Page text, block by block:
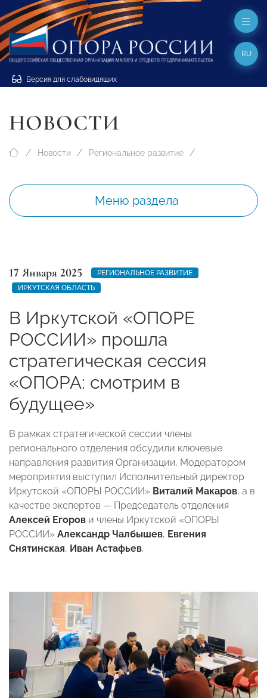
Версия для слабовидящих
RU
НОВОСТИ
Новости Региональное развитие
Меню раздела
17 Января 2025
РЕГИОНАЛЬНОЕ РАЗВИТИЕ
ИРКУТСКАЯ ОБЛАСТЬ
В Иркутской «ОПОРЕ
РОССИИ» прошла
стратегическая сессия
«ОПОРА: смотрим в
будущее»
В рамках стратегической сессии члены
регионального отделения обсудили ключевые
направления развития Организации. Модератором
мероприятия выступил Исполнительный директор
Иркутской «ОПОРЫ РОССИИ» Виталий Макаров, а в
качестве экспертов — Председатель отделения
Алексей Егоров и члены Иркутской «ОПОРЫ
РОССИИ» Александр Чалбышев, Евгения
Снятинская, Иван Астафьев.